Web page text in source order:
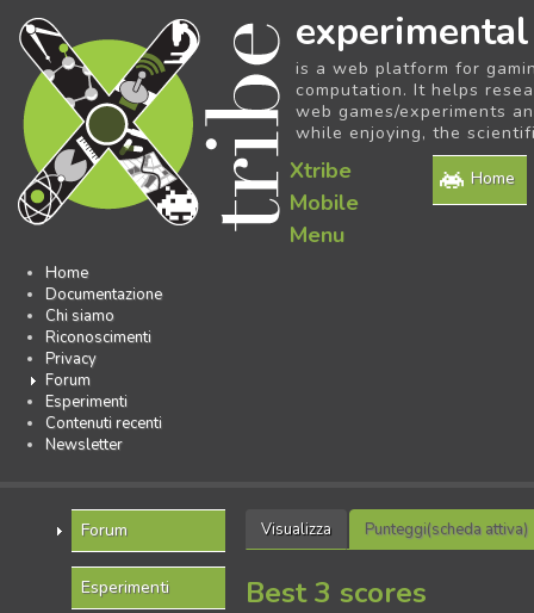
experimental
is a web platform for
computation. It helps
web games/experiments
while enjoying, the
Home
Xtribe
Mobile
Menu
Home
Documentazione
Chi siamo
Riconoscimenti
Privacy
Forum
Esperimenti
Contenuti recenti
Newsletter
Forum
Esperimenti
Visualizza Punteggi(scheda attiva)
Best 3 scores